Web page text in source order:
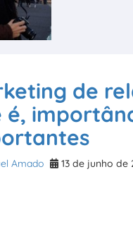
de
é,
Amado 13 de junho de